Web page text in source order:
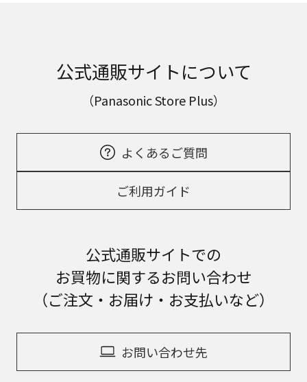
公式通販サイトについて
（Panasonic Store Plus）
よくあるご質問
ご利用ガイド
公式通販サイトでの
お買物に関するお問い合わせ
（ご注文・お届け・お支払いなど）
お問い合わせ先